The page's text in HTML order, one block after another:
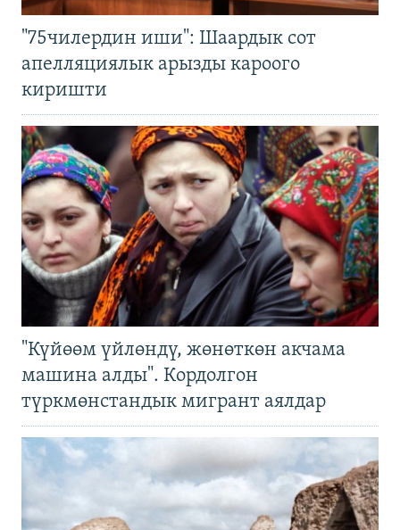
"75чилердин иши": Шаардык сот
апелляциялык арызды кароого
киришти
"Күйөөм үйлөндү, жөнөткөн акчама
машина алды". Кордолгон
түркмөнстандык мигрант аялдар